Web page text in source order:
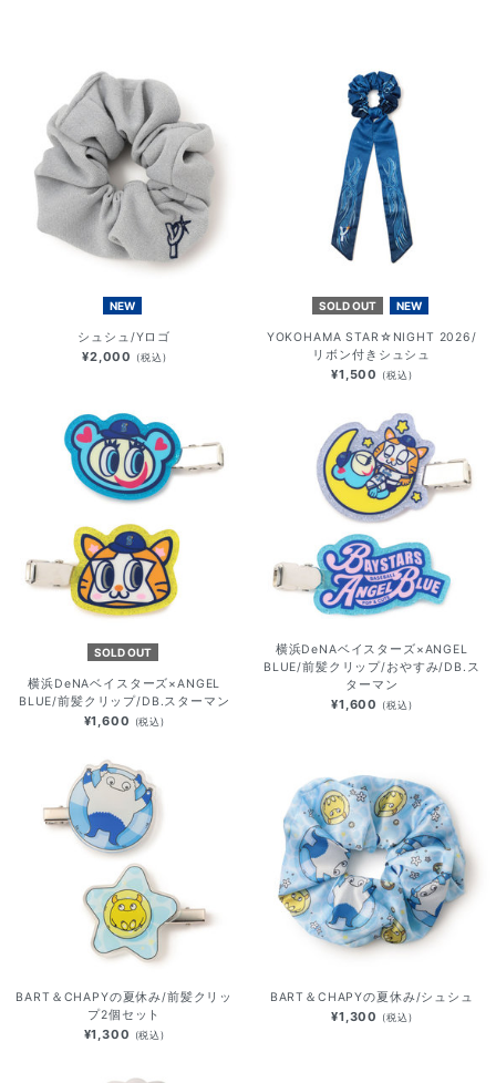
NEW
シュシュ/Yロゴ
¥2,000 (税込)
SOLD OUT NEW
YOKOHAMA STAR☆NIGHT 2026/
リボン付きシュシュ
¥1,500 (税込)
SOLD OUT
横浜DeNAベイスターズ×ANGEL
BLUE/前髪クリップ/DB.スターマン
¥1,600 (税込)
横浜DeNAベイスターズ×ANGEL
BLUE/前髪クリップ/おやすみ/DB.ス
ターマン
¥1,600 (税込)
BART＆CHAPYの夏休み/前髪クリッ
プ2個セット
¥1,300 (税込)
BART＆CHAPYの夏休み/シュシュ
¥1,300 (税込)